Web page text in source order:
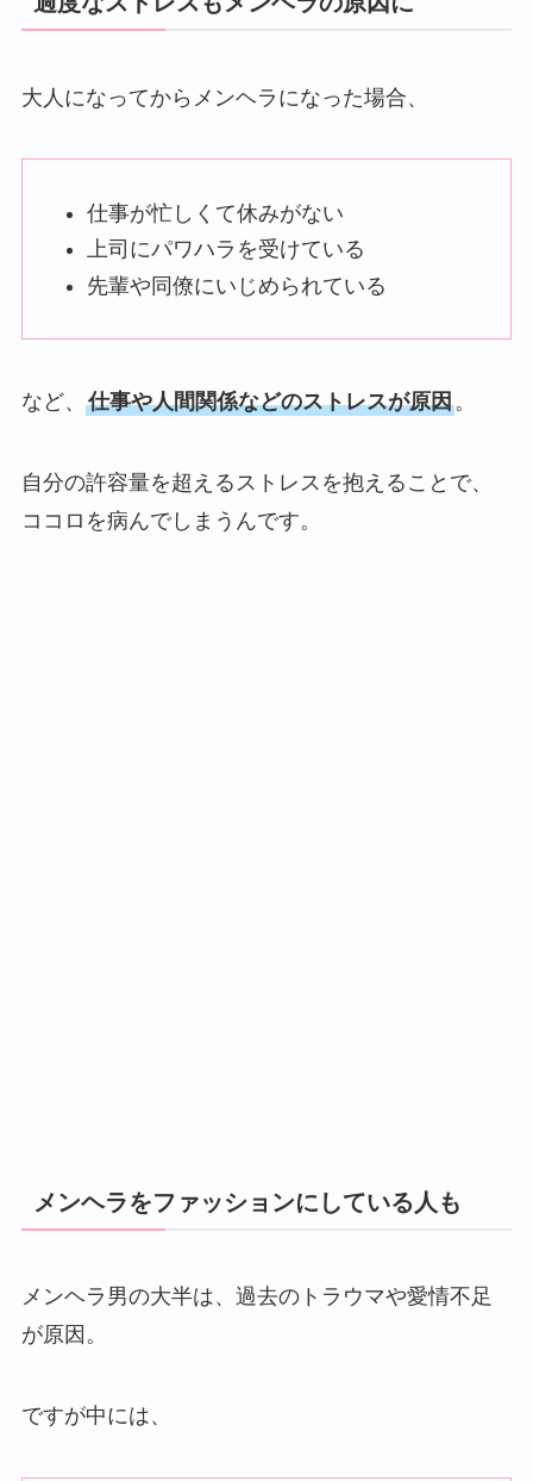
大人になってからメンヘラになった場合、
仕事が忙しくて休みがない
上司にパワハラを受けている
先輩や同僚にいじめられている
など、 仕事や人間関係などのストレスが原因。
自分の許容量を超えるストレスを抱えることで、
ココロを病んでしまうんです。
メンヘラをファッションにしている人も
メンヘラ男の大半は、過去のトラウマや愛情不足
が原因。
ですが中には、